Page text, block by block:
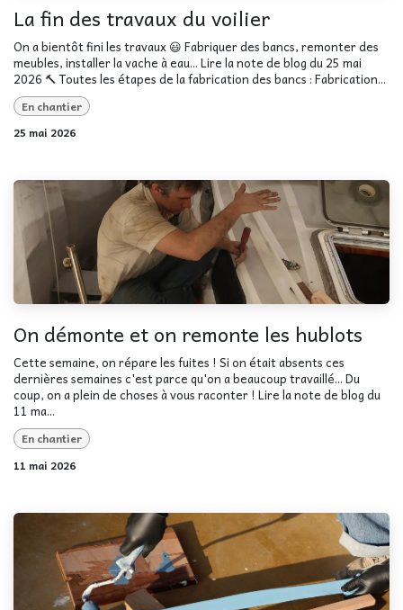
La fin des travaux du voilier
On a bientôt fini les travaux 😃 Fabriquer des bancs, remonter des
meubles, installer la vache à eau... Lire la note de blog du 25 mai
2026 🔨 Toutes les étapes de la fabrication des bancs : Fabrication...
En chantier
25 mai 2026
On démonte et on remonte les hublots
Cette semaine, on répare les fuites ! Si on était absents ces
dernières semaines c'est parce qu'on a beaucoup travaillé... Du
coup, on a plein de choses à vous raconter ! Lire la note de blog du
11 ma...
En chantier
11 mai 2026